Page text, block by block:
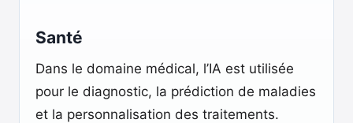
Santé
Dans le domaine médical, l’IA est utilisée
pour le diagnostic, la prédiction de maladies
et la personnalisation des traitements.